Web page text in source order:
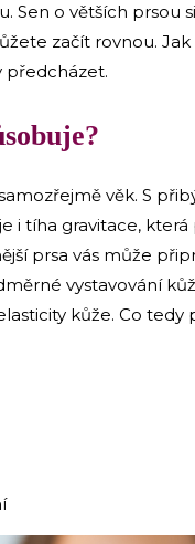
Sen o větších prsou
začít rovnou.
předcházet.
věk. S
i tíha gravitace,
prsa vás může
vystavování
kůže. Co tedy